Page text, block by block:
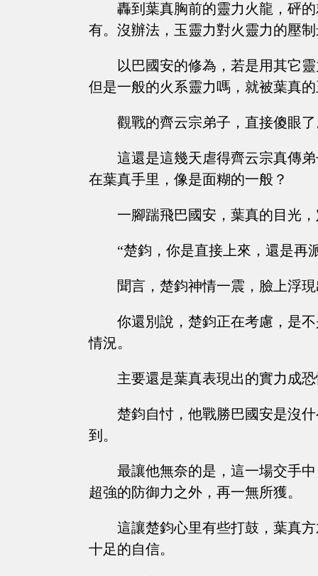
轟到葉真胸前的靈力火龍，砰
有。沒辦法，玉靈力對火靈力的壓
以巴國安的修為，若是用其它
但是一般的火系靈力嗎，就被葉真
觀戰的齊云宗弟子，直接傻眼
這還是這幾天虐得齊云宗真傳
在葉真手里，像是面糊的一般？
一腳踹飛巴國安，葉真的目光
“楚鈞，你是直接上來，還是再
聞言，楚鈞神情一震，臉上浮
你還別說，楚鈞正在考慮，是
情況。
主要還是葉真表現出的實力成
楚鈞自忖，他戰勝巴國安是沒
到。
最讓他無奈的是，這一場交手
超強的防御力之外，再一無所獲。
這讓楚鈞心里有些打鼓，葉真
十足的自信。